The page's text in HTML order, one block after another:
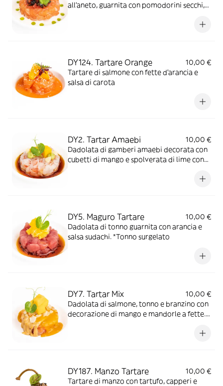
all'aneto, guarnita con pomodorini secchi,
DY124. Tartare Orange
10,00 €
Tartare di salmone con fette d'arancia e
salsa di carota
DY2. Tartar Amaebi
10,00 €
Dadolata di gamberi amaebi decorata con
cubetti di mango e spolverata di lime con
DY5. Maguro Tartare
10,00 €
Dadolata di tonno guarnita con arancia e
salsa sudachi. *Tonno surgelato
DY7. Tartar Mix
10,00 €
Dadolata di salmone, tonno e branzino con
decorazione di mango e mandorle a fette.
DY187. Manzo Tartare
10,00 €
Tartare di manzo con tartufo, capperi e